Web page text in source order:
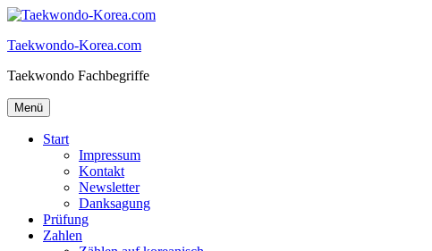
Zum
springen
Taekwondo-Korea.com
Taekwondo Fachbegriffe
Menü
Start
Impressum
Kontakt
Newsletter
Danksagung
Prüfung
Zahlen